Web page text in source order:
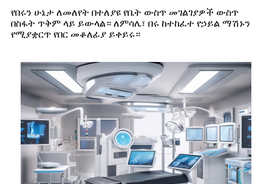
የበሩን ሁኔታ ለመለየት በተለያዩ የቤት ውስጥ መገልገያዎች ውስጥ
በስፋት ጥቅም ላይ ይውላል። ለምሳሌ፣ በሩ ከተከፈተ የኃይል ማሽኑን
የሚያቋርጥ የበር መቆለፊያ ይቀይሩ።